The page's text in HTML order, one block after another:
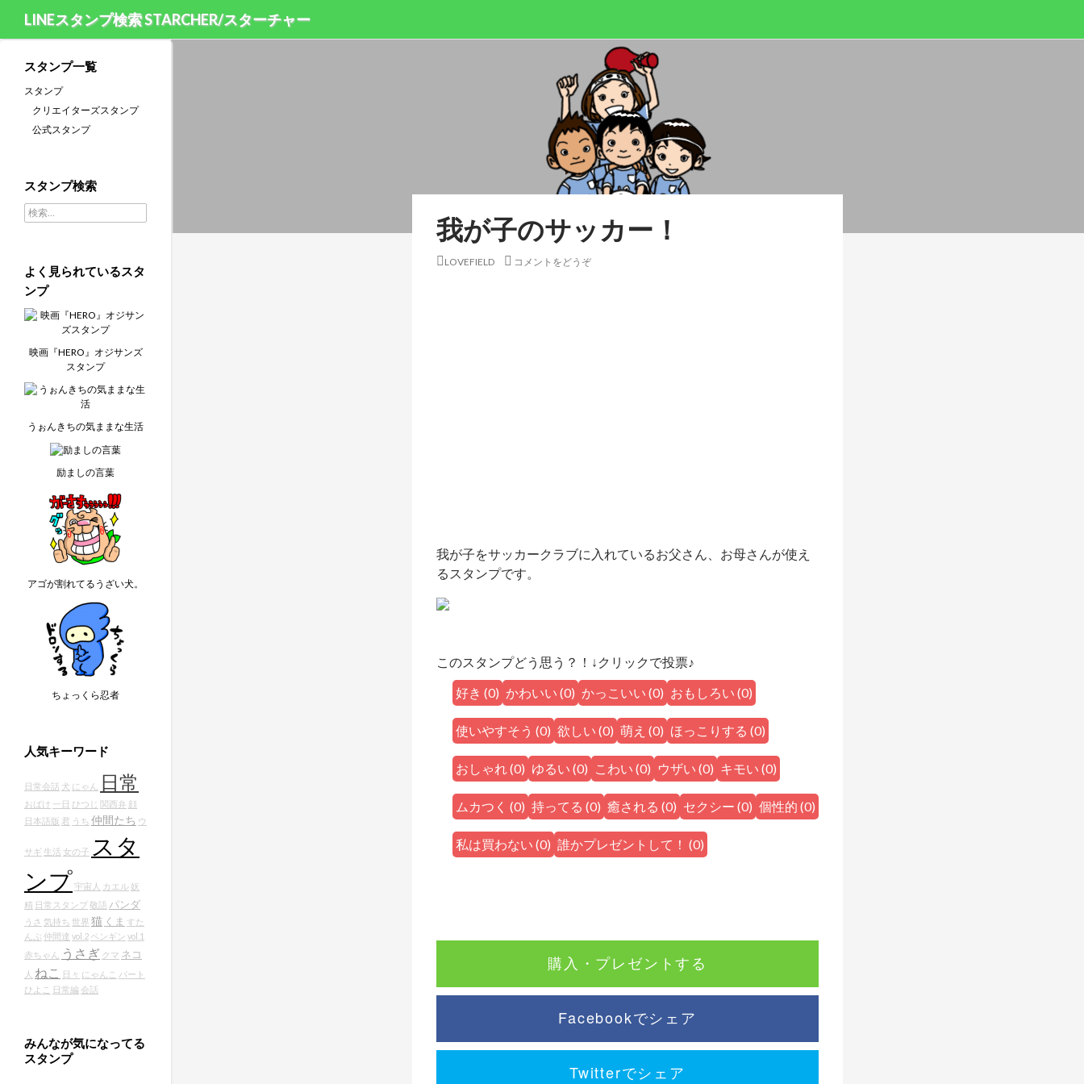
LINEスタンプ検索 STARCHER/スターチャー
我が子のサッカー！
LOVEFIELD コメントをどうぞ
我が子をサッカークラブに入れているお父さん、お母さんが使え
るスタンプです。
このスタンプどう思う？！↓クリックで投票♪
好き (0) かわいい (0) かっこいい (0) おもしろい (0)
使いやすそう (0) 欲しい (0) 萌え (0) ほっこりする (0)
おしゃれ(0) ゆるい (0) こわい (0) ウザい (0) キモい (0)
ムカつく (0) 持ってる (0) 癒される (0) セクシー (0) 個性的 (0)
私は買わない (0) 誰かプレゼントして！ (0)
購入・プレゼントする
Facebookでシェア
Twitterでシェア
スタンプ一覧
スタンプ
クリエイターズスタンプ
公式スタンプ
スタンプ検索
検索:
よく見られているスタ
ンプ
映画『HERO』オジサンズ
スタンプ
うぉんきちの気ままな生活
励ましの言葉
アゴが割れてるうざい犬。
ちょっくら忍者
人気キーワード
日常会話 犬 にゃん 日常
おばけ 一日 ひつじ 関西弁 顔
日本語版 君 うち 仲間たち ウ
サギ 生活 女の子
スタ
ンプ宇宙人 カエル 妖
精 日常スタンプ 敬語 パンダ
うさ 気持ち 世界 猫 くま すた
んぷ 仲間達 vol.2 ペンギン vol.1
赤ちゃん
うさぎ クマ ネコ
人 ねこ 日々 にゃんこ パート
ひよこ 日常編 会話
みんなが気になってる
スタンプ